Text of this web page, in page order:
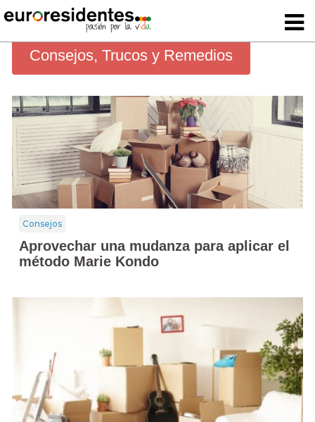
Consejos, Trucos y Remedios
Consejos
Aprovechar una mudanza para aplicar el
método Marie Kondo